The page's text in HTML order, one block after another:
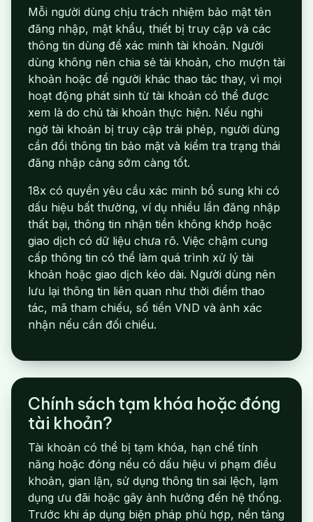
Mỗi người dùng chịu trách nhiệm bảo mật tên
đăng nhập, mật khẩu, thiết bị truy cập và các
thông tin dùng để xác minh tài khoản. Người
dùng không nên chia sẻ tài khoản, cho mượn tài
khoản hoặc để người khác thao tác thay, vì mọi
hoạt động phát sinh từ tài khoản có thể được
xem là do chủ tài khoản thực hiện. Nếu nghi
ngờ tài khoản bị truy cập trái phép, người dùng
cần đổi thông tin bảo mật và kiểm tra trạng thái
đăng nhập càng sớm càng tốt.
18x có quyền yêu cầu xác minh bổ sung khi có
dấu hiệu bất thường, ví dụ nhiều lần đăng nhập
thất bại, thông tin nhận tiền không khớp hoặc
giao dịch có dữ liệu chưa rõ. Việc chậm cung
cấp thông tin có thể làm quá trình xử lý tài
khoản hoặc giao dịch kéo dài. Người dùng nên
lưu lại thông tin liên quan như thời điểm thao
tác, mã tham chiếu, số tiền VND và ảnh xác
nhận nếu cần đối chiếu.
Chính sách tạm khóa hoặc đóng
tài khoản?
Tài khoản có thể bị tạm khóa, hạn chế tính
năng hoặc đóng nếu có dấu hiệu vi phạm điều
khoản, gian lận, sử dụng thông tin sai lệch, lạm
dụng ưu đãi hoặc gây ảnh hưởng đến hệ thống.
Trước khi áp dụng biện pháp phù hợp, nền tảng